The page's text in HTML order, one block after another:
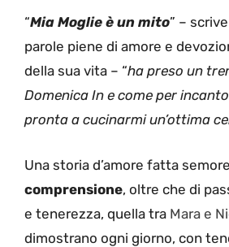
“Mia Moglie è un mito” –
parole piene di amore e
della sua vita – “ha preso un
Domenica In e come per
pronta a cucinarmi un’ottima
Una storia d’amore fatta
comprensione, oltre che di
e tenerezza, quella tra Mara e
dimostrano ogni giorno, con